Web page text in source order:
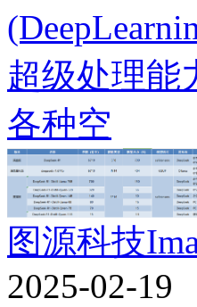
超级处理能
各种空
图源科技
2025-02-19